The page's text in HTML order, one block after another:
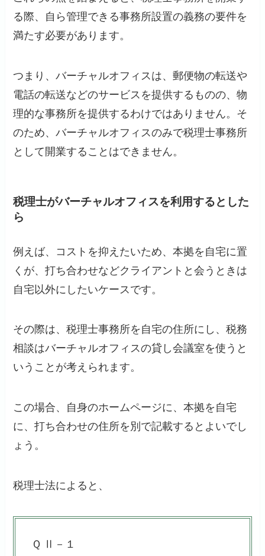
る際、自ら管理できる事務所設置の義務の要件を
満たす必要があります。
つまり、バーチャルオフィスは、郵便物の転送や
電話の転送などのサービスを提供するものの、物
理的な事務所を提供するわけではありません。そ
のため、バーチャルオフィスのみで税理士事務所
として開業することはできません。
税理士がバーチャルオフィスを利用するとした
ら
例えば、コストを抑えたいため、本拠を自宅に置
くが、打ち合わせなどクライアントと会うときは
自宅以外にしたいケースです。
その際は、税理士事務所を自宅の住所にし、税務
相談はバーチャルオフィスの貸し会議室を使うと
いうことが考えられます。
この場合、自身のホームページに、本拠を自宅
に、打ち合わせの住所を別で記載するとよいでし
ょう。
税理士法によると、
Ｑ Ⅱ－１